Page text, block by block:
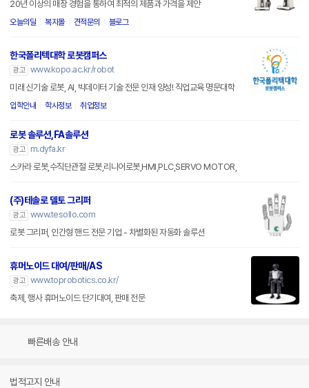
20년 이상의 매장 경험을 통하여 최적의 제품과 가격을 제안
오늘의딜 복지몰 견적문의 블로그
한국폴리텍대학 로봇캠퍼스
광고 www.kopo.ac.kr/robot
미래 신기술 로봇, AI, 빅데이터 기술 전문 인재 양성! 직업교육 명문대학
입학안내 학사정보 취업정보
로봇 솔루션,FA솔루션
광고
m.dyfa.kr
스카라 로봇,수직단관절 로봇,리니어로봇,HMI,PLC,SERVO MOTOR,
(주)테솔로 델토 그리퍼
광고 www.tesollo.com
로봇 그리퍼, 인간형 핸드 전문 기업 - 차별화된 자동화 솔루션
휴머노이드 대여/판매/AS
광고 www.toprobotics.co.kr/
축제, 행사 휴머노이드 단기대여, 판매 전문
빠른배송 안내
법적고지 안내